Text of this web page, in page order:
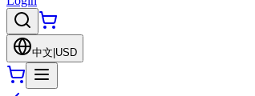
中文 USD